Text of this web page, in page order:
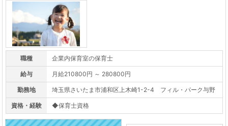
職種 企業内保育室の保育士
給与 月給210800円 ～ 280800円
勤務地 埼玉県さいたま市浦和区上木崎1-2-4 フィル・パーク与野
資格・経験 ◆保育士資格